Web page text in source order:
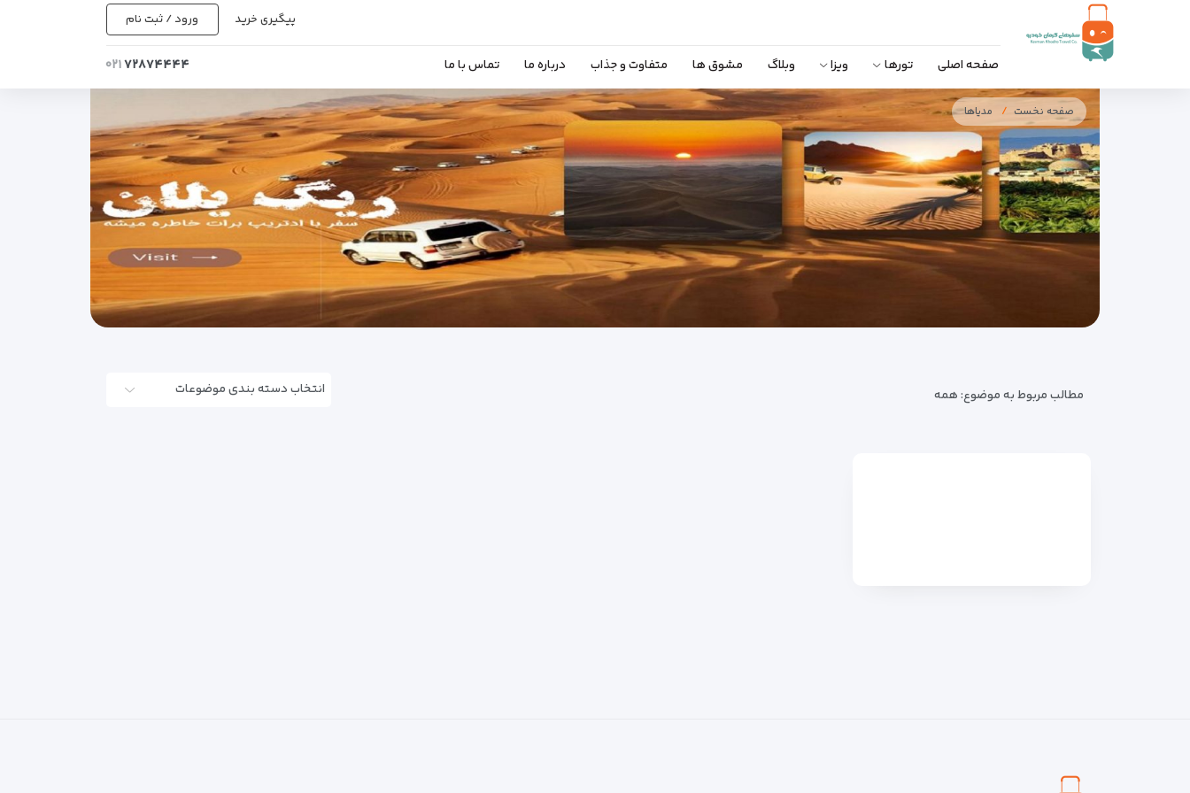
پیگیری خرید ورود / ثبت نام
صفحه اصلی تورها ویزا وبلاگ مشوق ها متفاوت و جذاب درباره ما تماس با ما ۷۲۸۷۴۴۴۴۰۲۱
صفحه نخست مدیاها
مطالب مربوط به موضوع:همه انتخاب دسته بندی موضوعات